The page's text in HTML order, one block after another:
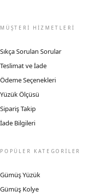
MÜŞTERİ HİZMETLERİ
Sıkça Sorulan Sorular
Teslimat ve İade
Ödeme Seçenekleri
Yüzük Ölçüsü
Sipariş Takip
İade Bilgileri
POPÜLER KATEGORİLER
Gümüş Yüzük
Gümüş Kolye